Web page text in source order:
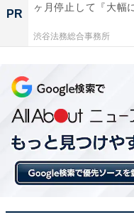
PR
ヶ月停止して『大幅
渋谷法務総合事務所